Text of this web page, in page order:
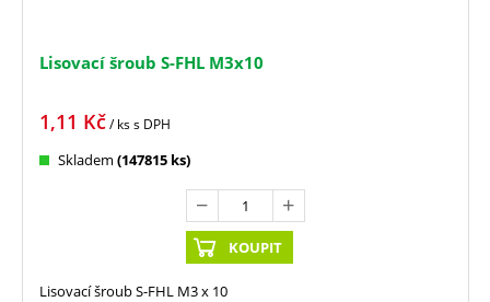
Lisovací šroub S-FHL M3x10
1,11 Kč/ kss DPH
Skladem (147815 ks)
KOUPIT
Lisovací šroub S-FHL M3 x 10